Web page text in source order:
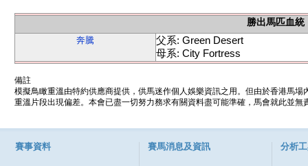
勝出馬匹血統
奔騰
父系: Green Desert
母系: City Fortress
備註
模擬鳥瞰重溫由特約供應商提供，供馬迷作個人娛樂資訊之用。但由於香港馬
重溫片段出現偏差。本會已盡一切努力務求有關資料盡可能準確，馬會就此並
賽事資料 賽馬消息及資訊 分析